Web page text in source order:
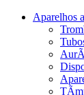
Aparelhos